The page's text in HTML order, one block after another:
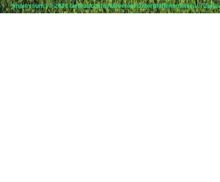
Impressum| © 2026Gebrauchshundeverein Unterpfaffenhofen e.V./